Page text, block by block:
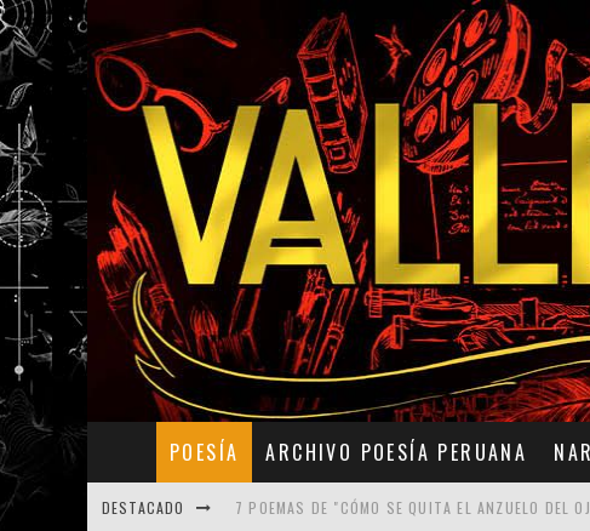
POESÍA ARCHIVO POESÍA PERUANA
DESTACADO